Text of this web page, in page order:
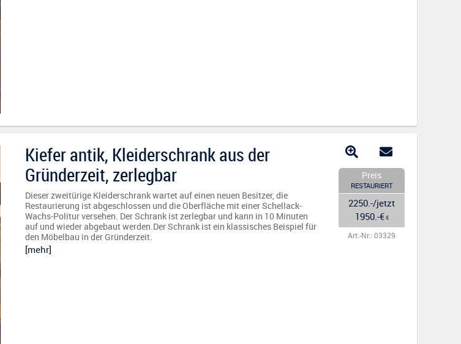
Kiefer antik, Kleiderschrank aus der
Gründerzeit, zerlegbar
Dieser zweitürige Kleiderschrank wartet auf einen neuen Besitzer, die
Restaurierung ist abgeschlossen und die Oberfläche mit einer Schellack-
Wachs-Politur versehen. Der Schrank ist zerlegbar und kann in 10 Minuten
auf und wieder abgebaut werden.Der Schrank ist ein klassisches Beispiel für
den Möbelbau in der Gründerzeit.
[mehr]
Preis
RESTAURIERT
2250.-/jetzt
1950.-€ €
Art.-Nr.: 03329